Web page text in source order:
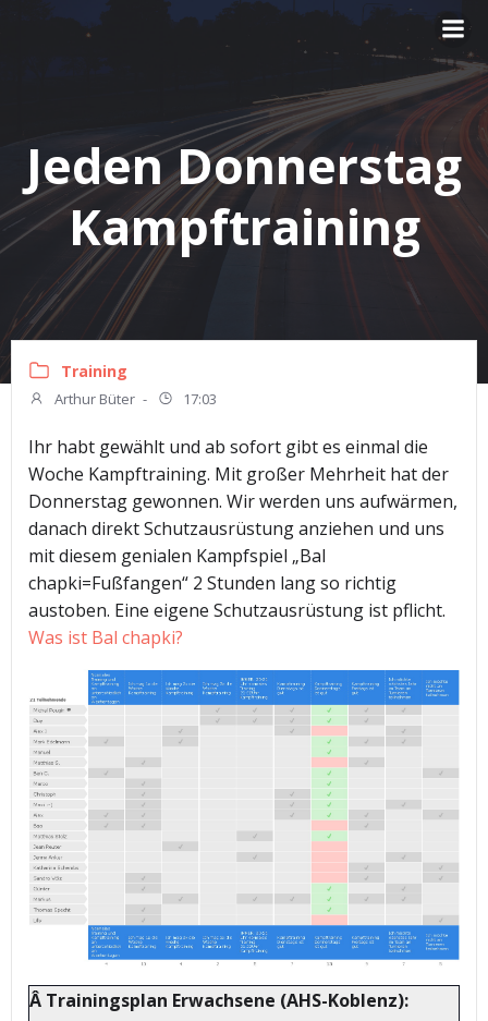
Zum
Jeden Donnerstag
Kampftraining
Training
Arthur Büter - 17:03
Ihr habt gewählt und ab sofort gibt es einmal die
Woche Kampftraining. Mit großer Mehrheit hat der
Donnerstag gewonnen. Wir werden uns aufwärmen,
danach direkt Schutzausrüstung anziehen und uns
mit diesem genialen Kampfspiel „Bal
chapki=Fußfangen“ 2 Stunden lang so richtig
austoben. Eine eigene Schutzausrüstung ist pflicht.
Was ist Bal chapki?
Â Trainingsplan Erwachsene (AHS-Koblenz):